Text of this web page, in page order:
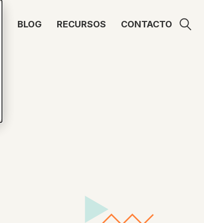
BLOG RECURSOS CONTACTO